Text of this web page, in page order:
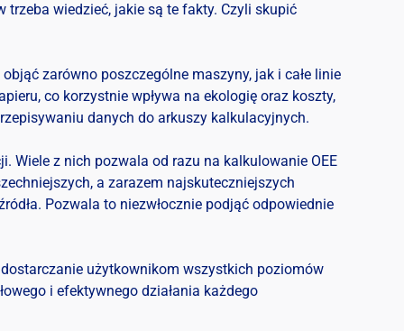
wiedzieć, jakie są te fakty. Czyli skupić
zarówno poszczególne maszyny, jak i całe linie
co korzystnie wpływa na ekologię oraz koszty,
danych do arkuszy kalkulacyjnych.
Wiele z nich pozwala od razu na kalkulowanie OEE
a zarazem najskuteczniejszych
Pozwala to niezwłocznie podjąć odpowiednie
użytkownikom wszystkich poziomów
i efektywnego działania każdego